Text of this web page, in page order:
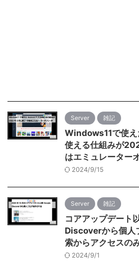
Server 雑記
Windows11で使
使える仕組みが
はエミュレーター
2024/9/15
Server 雑記
コアアップデート
Discoverから個人
索からアクセスの
2024/9/1